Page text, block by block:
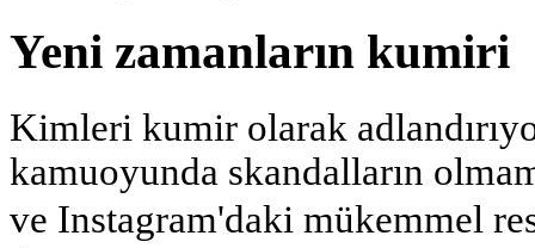
Yeni zamanların kumiri
Kimleri kumir olarak
kamuoyunda skandalların
ve Instagram'daki mükemmel